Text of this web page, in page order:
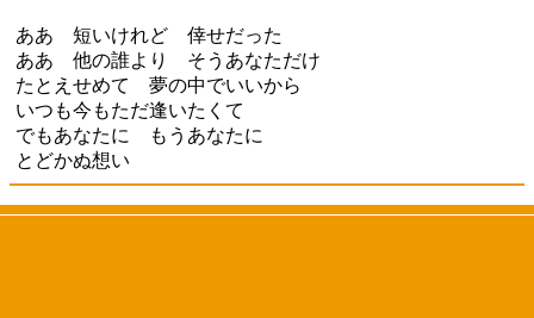
ああ 短いけれど 倖せだった
ああ 他の誰より そうあなただけ
たとえせめて 夢の中でいいから
いつも今もただ逢いたくて
でもあなたに もうあなたに
とどかぬ想い